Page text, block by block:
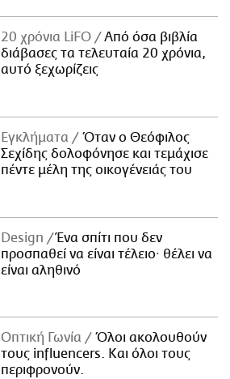
20 χρόνια LiFO
Από όσα βιβλία
διάβασες τα τελευταία 20 χρόνια,
αυτό ξεχωρίζεις
Εγκλήματα
Όταν ο Θεόφιλος
Σεχίδης δολοφόνησε και τεμάχισε
πέντε μέλη της οικογένειάς του
Design
Ένα σπίτι που δεν
προσπαθεί να είναι τέλειο· θέλει να
είναι αληθινό
Οπτική Γωνία
Όλοι ακολουθούν
τους influencers. Και όλοι τους
περιφρονούν.